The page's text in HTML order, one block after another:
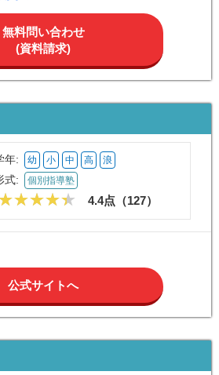
無料問い合わせ
(資料請求)
年: 幼 小 中 高 浪
式: 個別指導塾
4.4点（127）
公式サイトへ